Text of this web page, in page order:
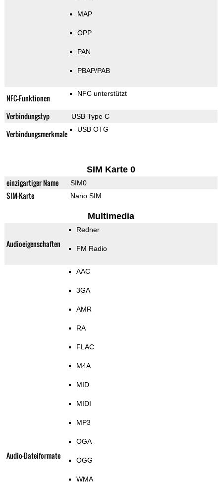
MAP
OPP
PAN
PBAP/PAB
NFC-Funktionen NFC unterstützt
Verbindungstyp USB Type C
Verbindungsmerkmale USB OTG
SIM Karte 0
einzigartiger Name SIM0
SIM-Karte Nano SIM
Multimedia
Audioeigenschaften
Redner
FM Radio
Audio-Dateiformate
AAC
3GA
AMR
RA
FLAC
M4A
MID
MIDI
MP3
OGA
OGG
WMA